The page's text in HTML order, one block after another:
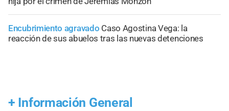
Encubrimiento agravado Caso Agostina Vega: la
reacción de sus abuelos tras las nuevas detenciones
+ Información General